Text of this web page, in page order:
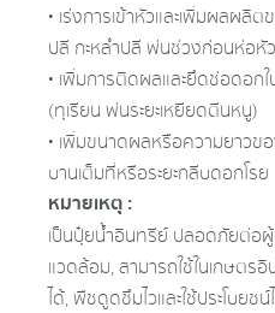
• เร่งการเข้าหัวและเพิ่มผลผ
ปลี กะหล่ำปลี พ่นช่วงก่อนห่อหัว
• เพิ่มการติดผลและยึดช่อดอก
(ทุเรียน พ่นระยะเหยียดตีนหนู)
• เพิ่มขนาดผลหรือความยาวข
บานเต็มที่หรือระยะกลีบดอกโรย
หมายเหตุ :
เป็นปุ๋ยน้ำอินทรีย์ ปลอดภัยต่อผู้
แวดล้อม, สามารถใช้ในเกษตร
ได้, พืชดูดซึมไวและใช้ประโบยช